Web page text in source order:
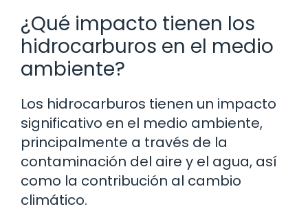
¿Qué impacto tienen los
hidrocarburos en el medio
ambiente?
Los hidrocarburos tienen un impacto
significativo en el medio ambiente,
principalmente a través de la
contaminación del aire y el agua, así
como la contribución al cambio
climático.